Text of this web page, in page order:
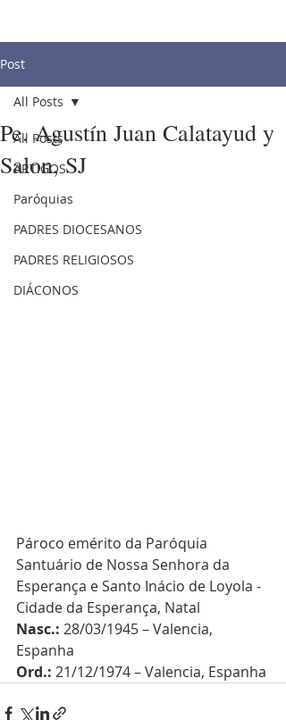
Post
All Posts
ARTIGOS
Paróquias
PADRES DIOCESANOS
PADRES RELIGIOSOS
DIÁCONOS
All Posts
Pe. Agustín Juan Calatayud y
Salon, SJ
Pároco emérito da Paróquia
Santuário de Nossa Senhora da
Esperança e Santo Inácio de Loyola -
Cidade da Esperança, Natal
Nasc.: 28/03/1945 – Valencia,
Espanha
Ord.: 21/12/1974 – Valencia, Espanha